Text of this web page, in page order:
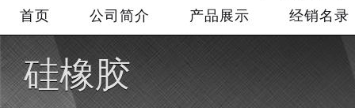
首页 公司简介 产品展示 经销名录
硅橡胶